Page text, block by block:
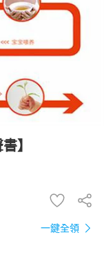
】
一鍵全領